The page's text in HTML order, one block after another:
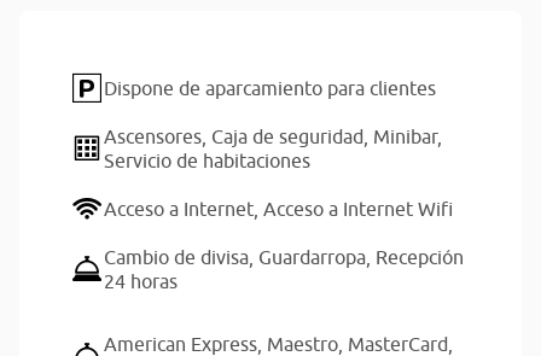
Dispone de aparcamiento para clientes
Ascensores, Caja de seguridad, Minibar,
Servicio de habitaciones
Acceso a Internet, Acceso a Internet Wifi
Cambio de divisa, Guardarropa, Recepción
24 horas
American Express, Maestro, MasterCard,